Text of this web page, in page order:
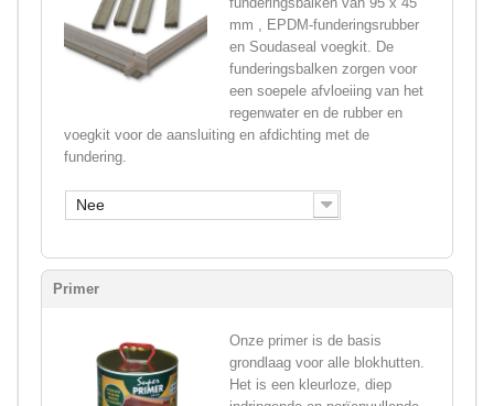
mm , EPDM-funderingsrubber
en Soudaseal voegkit. De
funderingsbalken zorgen voor
een soepele afvloeiing van het
regenwater en de rubber en
voegkit voor de aansluiting en afdichting met de
fundering.
Nee
Primer
Onze primer is de basis
grondlaag voor alle blokhutten.
Het is een kleurloze, diep